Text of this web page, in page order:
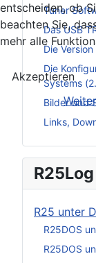
Tuner
Das USB
Die
Die
Systems
Bilder und
Links,
R25Log
R25 unter
R25DOS
R25DOS
entscheiden, ob
beachten Sie,
mehr alle
Akzeptieren